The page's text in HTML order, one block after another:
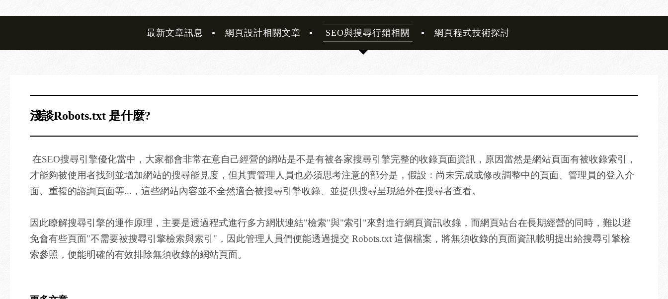
最新文章訊息 網頁設計相關文章 SEO與搜尋行銷相關 網頁程式技術探討
淺談Robots.txt 是什麼?
在SEO搜尋引擎優化當中，大家都會非常在意自己經營的網站是不是有被各家搜尋引擎完整的收錄頁面資訊，原因當然是網站頁面有被收錄索引，
才能夠被使用者找到並增加網站的搜尋能見度，但其實管理人員也必須思考注意的部分是，假設：尚未完成或修改調整中的頁面、管理員的登入介
面、重複的諮詢頁面等...，這些網站內容並不全然適合被搜尋引擎收錄、並提供搜尋呈現給外在搜尋者查看。
因此瞭解搜尋引擎的運作原理，主要是透過程式進行多方網狀連結"檢索"與"索引"來對進行網頁資訊收錄，而網頁站台在長期經營的同時，難以避
免會有些頁面"不需要被搜尋引擎檢索與索引"，因此管理人員們便能透過提交 Robots.txt 這個檔案，將無須收錄的頁面資訊載明提出給搜尋引擎檢
索參照，便能明確的有效排除無須收錄的網站頁面。